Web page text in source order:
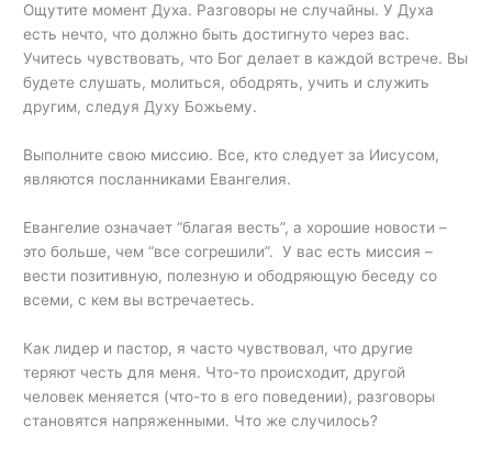
Ощутите момент Духа. Разговоры не случайны. У Духа
есть нечто, что должно быть достигнуто через вас.
Учитесь чувствовать, что Бог делает в каждой встрече. Вы
будете слушать, молиться, ободрять, учить и служить
другим, следуя Духу Божьему.
Выполните свою миссию. Все, кто следует за Иисусом,
являются посланниками Евангелия.
Евангелие означает “благая весть”, а хорошие новости –
это больше, чем “все согрешили”. У вас есть миссия –
вести позитивную, полезную и ободряющую беседу со
всеми, с кем вы встречаетесь.
Как лидер и пастор, я часто чувствовал, что другие
теряют честь для меня. Что-то происходит, другой
человек меняется (что-то в его поведении), разговоры
становятся напряженными. Что же случилось?